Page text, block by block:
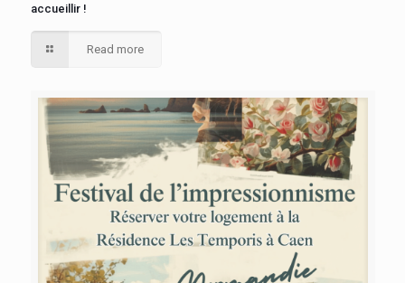
accueillir !
Read more